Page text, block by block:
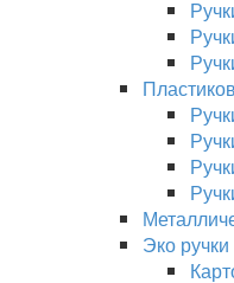
Эко ручки